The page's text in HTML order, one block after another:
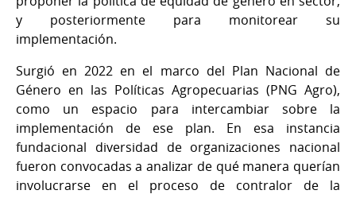
y posteriormente para monitorear su
implementación.
Surgió en 2022 en el marco del Plan Nacional de
Género en las Políticas Agropecuarias (PNG Agro),
como un espacio para intercambiar sobre la
implementación de ese plan. En esa instancia
fundacional diversidad de organizaciones nacional
fueron convocadas a analizar de qué manera querían
involucrarse en el proceso de contralor de la